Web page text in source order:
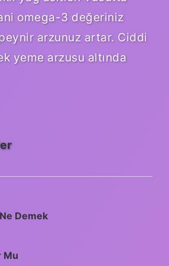
omega-3 değeriniz
peynir arzunuz artar. Ciddi
yeme arzusu altında
Demek
Mu